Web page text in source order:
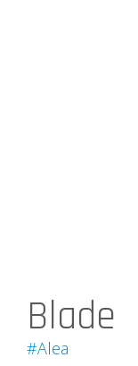
Blade
#Alea